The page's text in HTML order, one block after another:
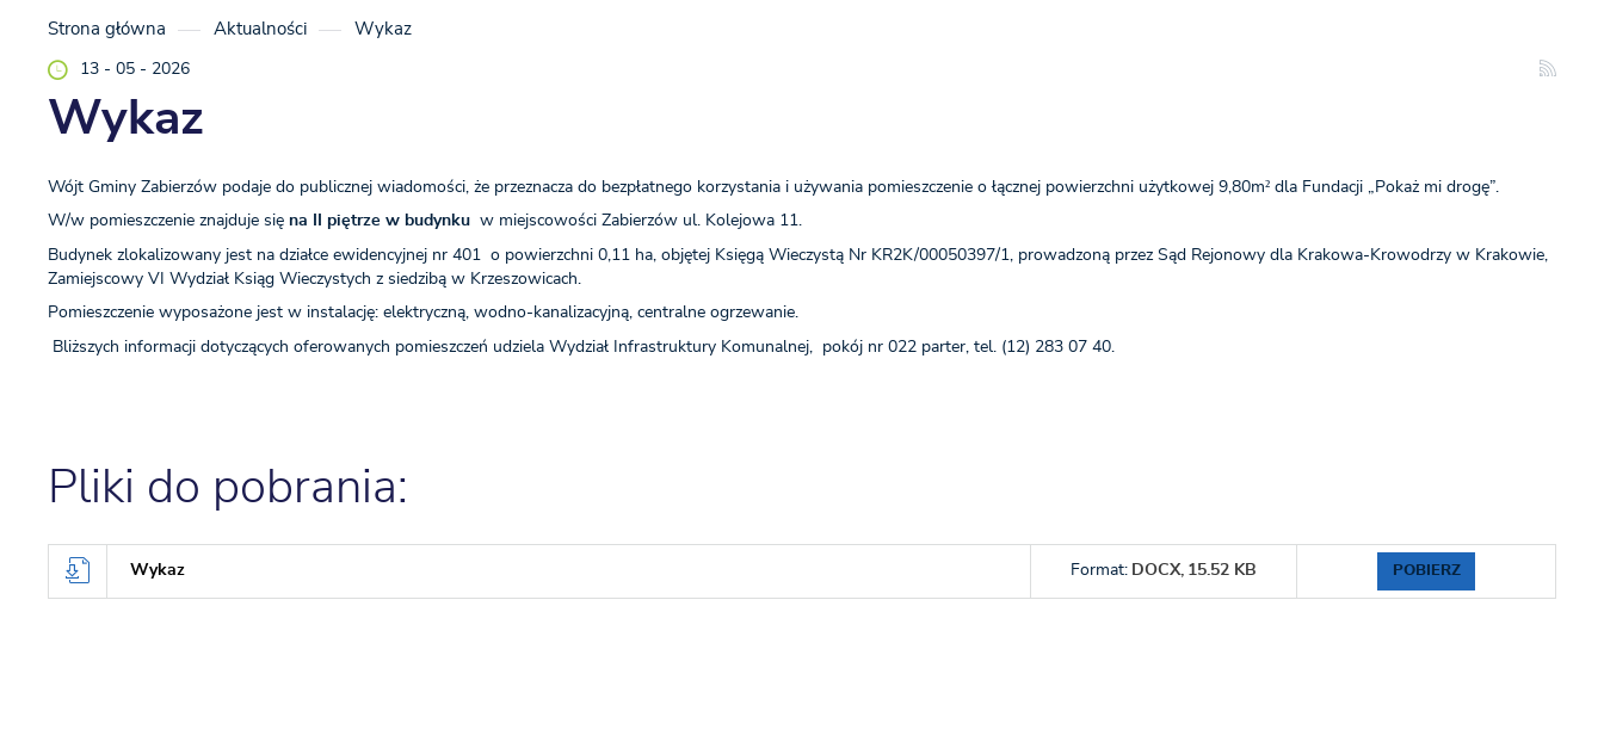
Strona główna Aktualności Wykaz
13 - 05 - 2026
Wykaz
Wójt Gminy Zabierzów podaje do publicznej wiadomości, że przeznacza do bezpłatnego korzystania i używania pomieszczenie o łącznej powierzchni użytkowej 9,80m² dla Fundacji „Pokaż mi drogę”.
W/w pomieszczenie znajduje się na II piętrze w budynkuw miejscowości Zabierzów ul. Kolejowa 11.
Budynek zlokalizowany jest na działce ewidencyjnej nr 401 o powierzchni 0,11 ha, objętej Księgą Wieczystą Nr KR2K/00050397/1, prowadzoną przez Sąd Rejonowy dla Krakowa-Krowodrzy w Krakowie,
Zamiejscowy VI Wydział Ksiąg Wieczystych z siedzibą w Krzeszowicach.
Pomieszczenie wyposażone jest w instalację: elektryczną, wodno-kanalizacyjną, centralne ogrzewanie.
Bliższych informacji dotyczących oferowanych pomieszczeń udziela Wydział Infrastruktury Komunalnej, pokój nr 022 parter, tel. (12) 283 07 40.
Pliki do pobrania:
Wykaz Format: DOCX, 15.52 KB POBIERZ